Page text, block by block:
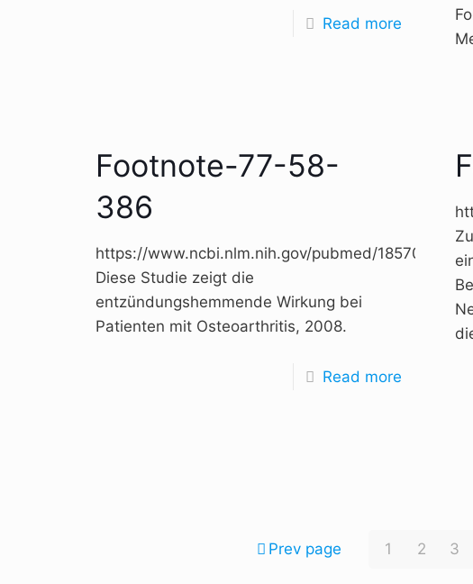
Read more
Footnote-77-58-
386
https://www.ncbi.nlm.nih.gov/pubmed/18570266,
Diese Studie zeigt die
entzündungshemmende Wirkung bei
Patienten mit Osteoarthritis, 2008.
Read more
Prev page 1 2 3